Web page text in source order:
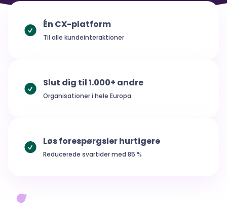
Banking
Insurance
Knowledge Management
Case Management
Join the 10.00 active users
and start improving your customer service
Start now
Én CX-platform
Til alle kundeinteraktioner
Slut dig til 1.000+ andre
Organisationer i hele Europa
Løs forespørgsler hurtigere
Reducerede svartider med 85 %